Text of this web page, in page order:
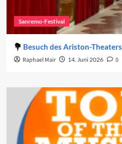
Sanremo-Festival
Besuch des Ariston-Theaters
Raphael Mair 14. Juni 2026 0